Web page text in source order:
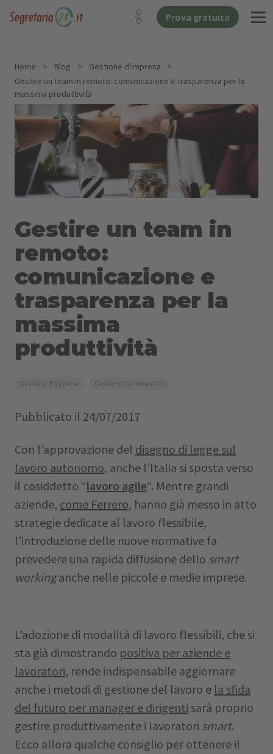
Prova gratuita
Home > Blog > Gestione d'impresa
>
Gestire un team in remoto: comunicazione e trasparenza per la
massima produttività
Gestire un team in
remoto:
comunicazione e
trasparenza per la
massima
produttività
Gestione d'impresa Gestione del personale
Pubblicato il 24/07/2017
Con l’approvazione del disegno di legge sul
lavoro autonomo, anche l’Italia si sposta verso
il cosiddetto “lavoro agile“. Mentre grandi
aziende, come Ferrero, hanno già messo in atto
strategie dedicate al lavoro flessibile,
l’introduzione delle nuove normative fa
prevedere una rapida diffusione dello smart
workinganche nelle piccole e medie imprese.
L’adozione di modalità di lavoro flessibili, che si
sta già dimostrando positiva per aziende e
lavoratori, rende indispensabile aggiornare
anche i metodi di gestione del lavoro e la sfida
del futuro per manager e dirigenti sarà proprio
gestire produttivamente i lavoratori smart.
Ecco allora qualche consiglio per ottenere il